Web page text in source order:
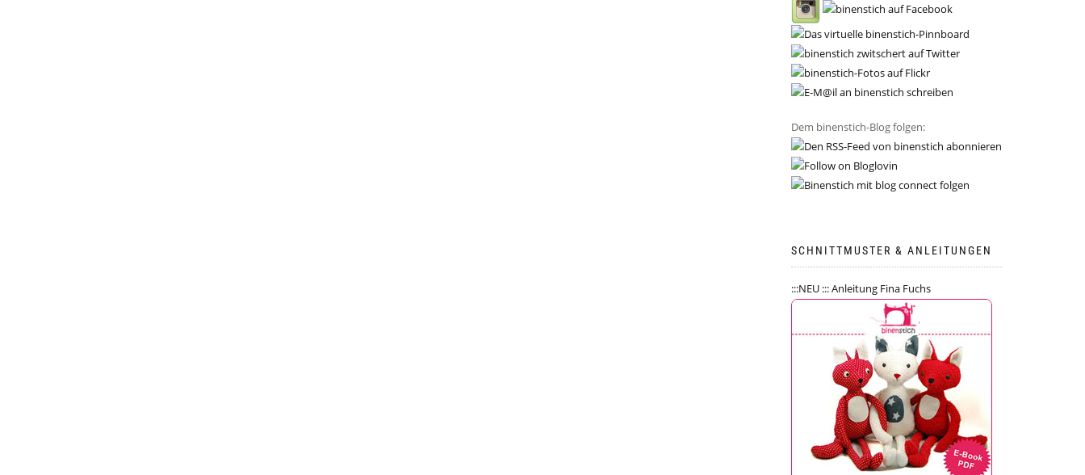
Dem binenstich-Blog folgen:
SCHNITTMUSTER & ANLEITUNGEN
:::NEU ::: Anleitung Fina Fuchs